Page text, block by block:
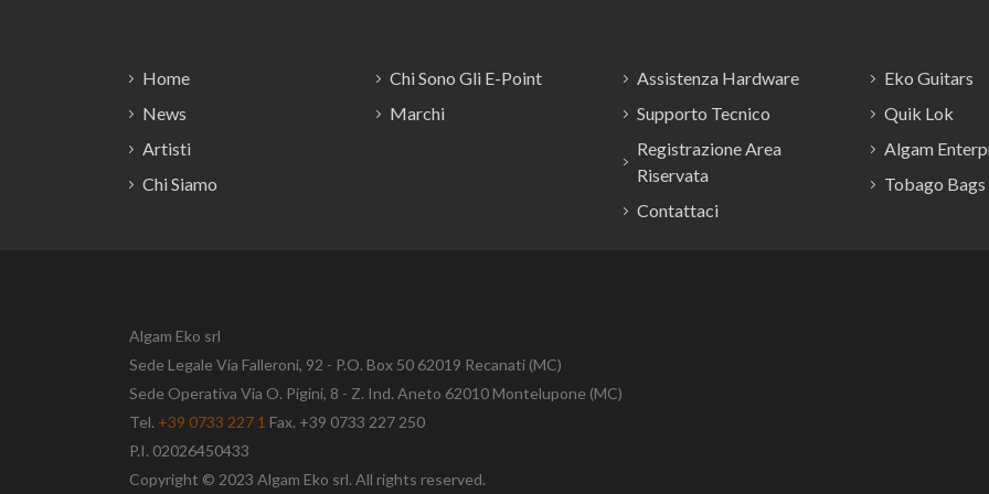
Home
News
Artisti
Chi Siamo
Chi Sono Gli E-Point
Marchi
Assistenza Hardware
Supporto Tecnico
Registrazione Area
Riservata
Contattaci
Eko Guitars
Quik Lok
Algam
Tobago Bags
Algam Eko srl
Sede Legale Via Falleroni, 92 - P.O. Box 50 62019 Recanati (MC)
Sede Operativa Via O. Pigini, 8 - Z. Ind. Aneto 62010 Montelupone (MC)
Tel. +39 0733 227 1 Fax. +39 0733 227 250
P.I. 02026450433
Copyright © 2023 Algam Eko srl. All rights reserved.